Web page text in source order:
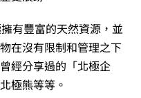
有豐富的天然資源，並
在沒有限制和管理之下
經分享過的「北極企
極熊等等。